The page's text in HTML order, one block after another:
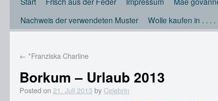
Nachweis der verwendeten Muster
Wolle kaufen in . . . .
← *Franziska Charline
Borkum – Urlaub 2013
Posted on 21. Juli 2013 by Celebrin